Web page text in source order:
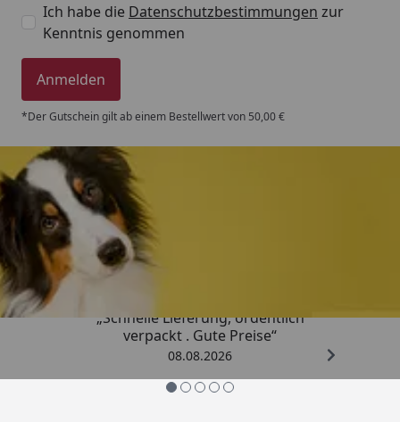
Ich habe die Datenschutzbestimmungen zur
Kenntnis genommen
Anmelden
*Der Gutschein gilt ab einem Bestellwert von 50,00 €
Trusted Shops
„Schnelle Lieferung, ordentlich
verpackt . Gute Preise“
08.08.2026